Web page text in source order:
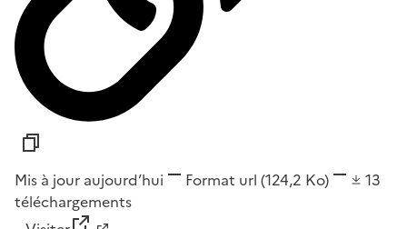
Mis à jour aujourd’hui Format url (124,2 Ko)
13
téléchargements